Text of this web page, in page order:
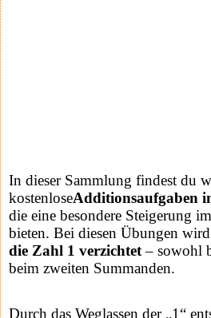
In dieser Sammlung findest du
kostenloseAdditionsaufgaben
die eine besondere Steigerung
bieten. Bei diesen Übungen
die Zahl 1 verzichtet– sowohl
beim zweiten Summanden.
Durch das Weglassen der „1“